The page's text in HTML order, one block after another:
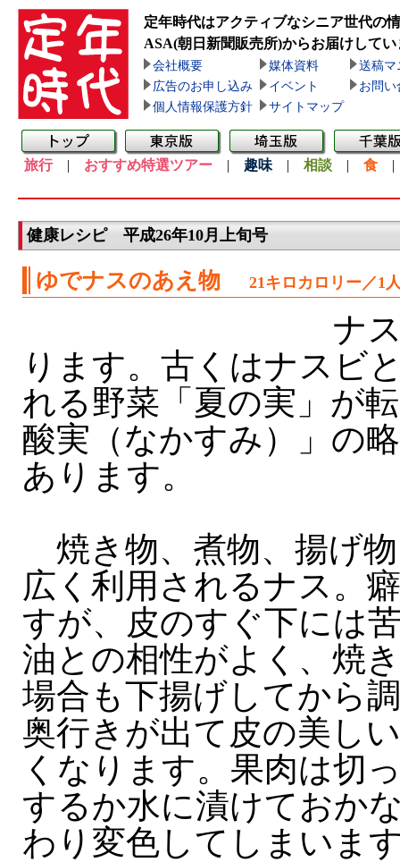
定年時代はアクティブなシニア世代の
ASA(朝日新聞販売所)からお届けしてい
会社概要 媒体資料
送稿マ
広告のお申し込み
イベント
お問い
個人情報保護方針
サイトマップ
旅行| おすすめ特選ツアー | 趣味 | 相談 | 食
健康レシピ 平成26年10月上旬号
ゆでナスのあえ物 21キロカロリー／1
ナス
ります。古くはナスビ
れる野菜「夏の実」が
酸実（なかすみ）」の
あります。
焼き物、煮物、揚げ
広く利用されるナス。
すが、皮のすぐ下には
油との相性がよく、焼
場合も下揚げしてから
奥行きが出て皮の美し
くなります。果肉は切
するか水に漬けておか
わり変色してしまいま